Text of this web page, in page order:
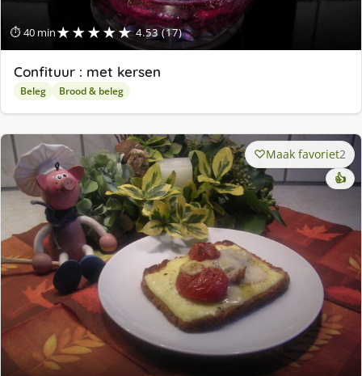
⏱ 40 min★★★★★ 4.53 (17)
Confituur : met kersen
Beleg Brood & beleg
Maak favoriet2
👍